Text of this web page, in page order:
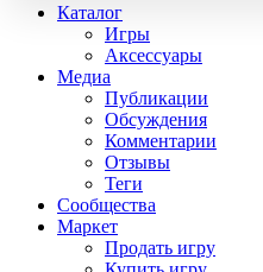
Каталог
Игры
Аксессуары
Медиа
Публикации
Обсуждения
Комментарии
Отзывы
Теги
Сообщества
Маркет
Продать игру